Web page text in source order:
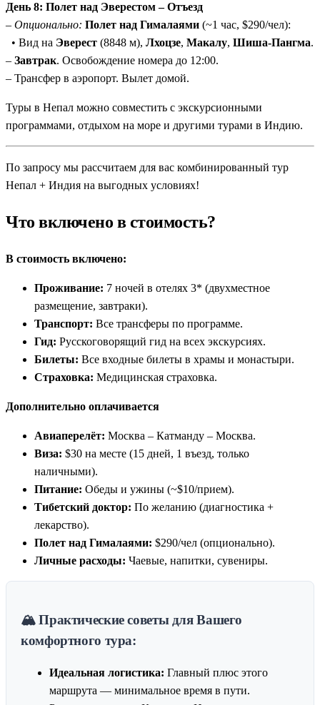
День 8: Полет над Эверестом – Отъезд
– Опционально: Полет над Гималаями (~1 час, $290/чел):
• Вид на Эверест (8848 м), Лхоцзе, Макалу, Шиша-Пангма.
– Завтрак. Освобождение номера до 12:00.
– Трансфер в аэропорт. Вылет домой.
Туры в Непал можно совместить с экскурсионными
программами, отдыхом на море и другими турами в Индию.
По запросу мы рассчитаем для вас комбинированный тур
Непал + Индия на выгодных условиях!
Что включено в стоимость?
В стоимость включено:
Проживание: 7 ночей в отелях 3* (двухместное
размещение, завтраки).
Транспорт: Все трансферы по программе.
Гид: Русскоговорящий гид на всех экскурсиях.
Билеты: Все входные билеты в храмы и монастыри.
Страховка: Медицинская страховка.
Дополнительно оплачивается
Авиаперелёт: Москва – Катманду – Москва.
Виза: $30 на месте (15 дней, 1 въезд, только
наличными).
Питание: Обеды и ужины (~$10/прием).
Тибетский доктор: По желанию (диагностика +
лекарство).
Полет над Гималаями: $290/чел (опционально).
Личные расходы: Чаевые, напитки, сувениры.
🏔️ Практические советы для Вашего
комфортного тура:
Идеальная логистика: Главный плюс этого
маршрута — минимальное время в пути.